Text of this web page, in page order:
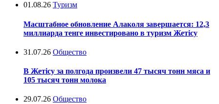
01.08.26 Туризм
Масштабное обновление Алаколя завершается: 12,3
миллиарда тенге инвестировано в туризм Жетісу
31.07.26 Общество
В Жетісу за полгода произвели 47 тысяч тонн мяса и
105 тысяч тонн молока
29.07.26 Общество